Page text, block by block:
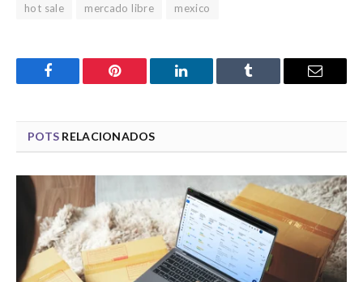
hot sale mercado libre mexico
Facebook Pinterest LinkedIn Tumblr Email
POTS RELACIONADOS